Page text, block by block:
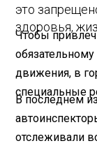
это
здоровья,
Чтобы
движения, в
специальные
В последнем
отслеживали